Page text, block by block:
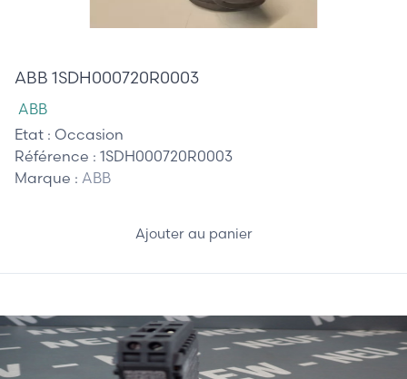
ABB 1SDH000720R0003
ABB
Etat : Occasion
Référence : 1SDH000720R0003
Marque : ABB
Ajouter au panier